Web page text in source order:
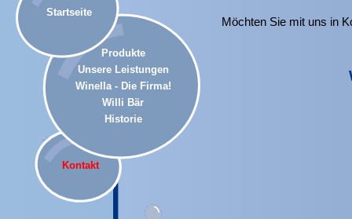
Startseite
Produkte
Unsere Leistungen
Winella - Die Firma!
Willi Bär
Historie
Kontakt
Möchten Sie mit uns in